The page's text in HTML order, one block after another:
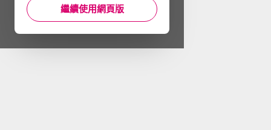
繼續使用網頁版